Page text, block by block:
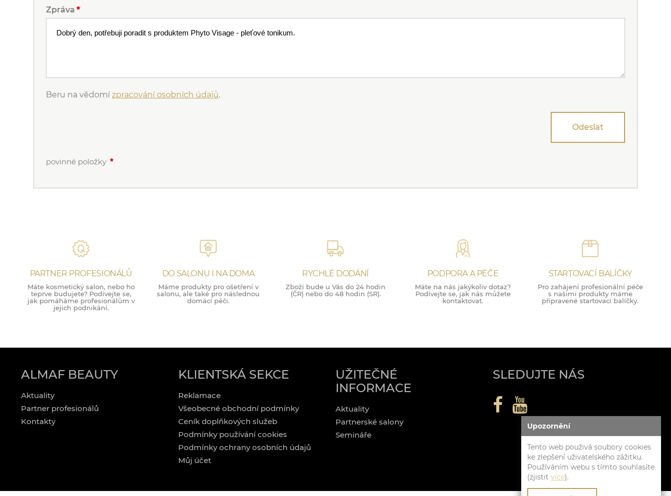
Zpráva
Beru na vědomízpracování osobních údajů.
Odeslat
povinné položky
PARTNER PROFESIONÁLŮ
Máte kosmetický salon, nebo ho
teprve budujete? Podívejte se,
jak pomáháme profesionálům v
jejich podnikání.
DO SALONU I NA DOMA
Máme produkty pro ošetření v
salonu, ale také pro následnou
domácí péči.
RYCHLÉ DODÁNÍ
Zboží bude u Vás do 24 hodin
(ČR) nebo do 48 hodin (SR).
PODPORA A PÉČE
Máte na nás jakýkoliv dotaz?
Podívejte se, jak nás můžete
kontaktovat.
STARTOVACÍ BALÍČKY
Pro zahájení profesionální péče
s našimi produkty máme
připravené startovací balíčky.
ALMAF BEAUTY
Aktuality
Partner profesionálů
Kontakty
KLIENTSKÁ SEKCE
Reklamace
Všeobecné obchodní podmínky
Ceník doplňkových služeb
Podmínky používání cookies
Podmínky ochrany osobních údajů
Můj účet
UŽITEČNÉ
INFORMACE
Aktuality
Partnerské salony
Semináře
SLEDUJTE NÁS
Upozornění
Tento web použivá soubory cookies
ke zlepšení uživatelského zážitku.
Používáním webu s tímto souhlasíte
(zjistit více).